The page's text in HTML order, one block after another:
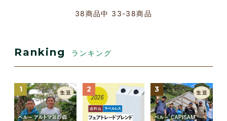
38商品中 33-38商品
Ranking ランキング
1 2 3